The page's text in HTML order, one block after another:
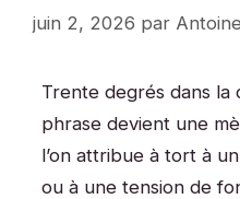
juin 2, 2026 par
Trente degrés dans la
phrase devient une
l’on attribue à tort à
ou à une tension de